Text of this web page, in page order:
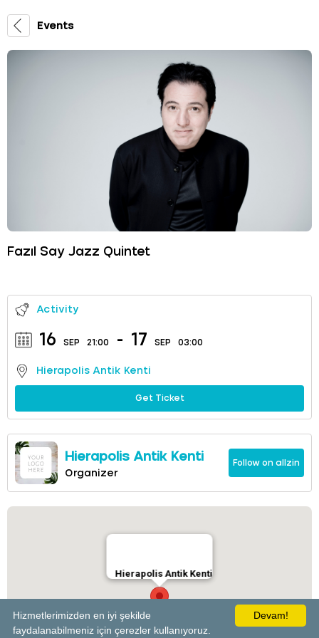
Events
Fazıl Say Jazz Quintet
Activity
16 SEP 21:00 - 17 SEP 03:00
Hierapolis Antik Kenti
Get Ticket
Hierapolis Antik Kenti
Organizer
Follow on allzin
Hierapolis Antik Kenti
Devam!
Hizmetlerimizden en iyi şekilde
faydalanabilmeniz için çerezler kullanıyoruz.